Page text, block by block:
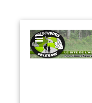
EXPOSE